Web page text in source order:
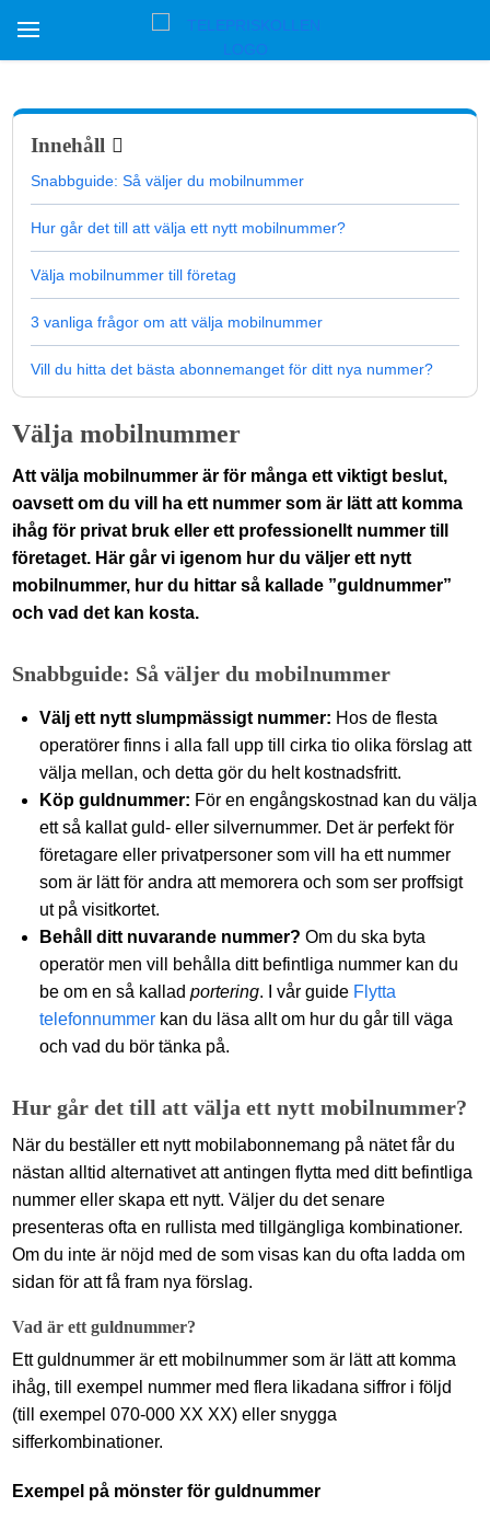
Innehåll
Snabbguide: Så väljer du mobilnummer
Hur går det till att välja ett nytt mobilnummer?
Välja mobilnummer till företag
3 vanliga frågor om att välja mobilnummer
Vill du hitta det bästa abonnemanget för ditt nya nummer?
Välja mobilnummer
Att välja mobilnummer är för många ett viktigt beslut,
oavsett om du vill ha ett nummer som är lätt att komma
ihåg för privat bruk eller ett professionellt nummer till
företaget. Här går vi igenom hur du väljer ett nytt
mobilnummer, hur du hittar så kallade ”guldnummer”
och vad det kan kosta.
Snabbguide: Så väljer du mobilnummer
Välj ett nytt slumpmässigt nummer: Hos de flesta
operatörer finns i alla fall upp till cirka tio olika förslag att
välja mellan, och detta gör du helt kostnadsfritt.
Köp guldnummer: För en engångskostnad kan du välja
ett så kallat guld- eller silvernummer. Det är perfekt för
företagare eller privatpersoner som vill ha ett nummer
som är lätt för andra att memorera och som ser proffsigt
ut på visitkortet.
Behåll ditt nuvarande nummer? Om du ska byta
operatör men vill behålla ditt befintliga nummer kan du
be om en så kalladportering. I vår guide Flytta
telefonnummer kan du läsa allt om hur du går till väga
och vad du bör tänka på.
Hur går det till att välja ett nytt mobilnummer?
När du beställer ett nytt mobilabonnemang på nätet får du
nästan alltid alternativet att antingen flytta med ditt befintliga
nummer eller skapa ett nytt. Väljer du det senare
presenteras ofta en rullista med tillgängliga kombinationer.
Om du inte är nöjd med de som visas kan du ofta ladda om
sidan för att få fram nya förslag.
Vad är ett guldnummer?
Ett guldnummer är ett mobilnummer som är lätt att komma
ihåg, till exempel nummer med flera likadana siffror i följd
(till exempel 070-000 XX XX) eller snygga
sifferkombinationer.
Exempel på mönster för guldnummer